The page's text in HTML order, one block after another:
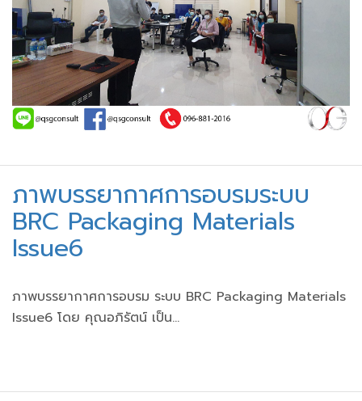
ภาพบรรยากาศการอบรมระบบ
BRC Packaging Materials
Issue6
ภาพบรรยากาศการอบรม ระบบ BRC Packaging Materials
Issue6 โดย คุณอภิรัตน์ เป็น...